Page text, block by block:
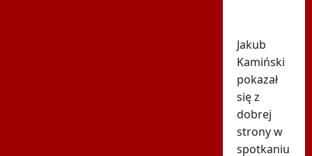
Jakub
Kamiński
pokazał
się z
dobrej
strony w
spotkaniu